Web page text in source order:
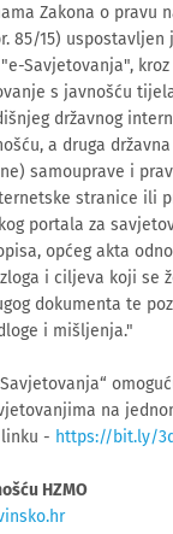
Zakona o pravu
85/15) uspostavljen
Savjetovanja",
s javnošću
državnog
a druga
samouprave i
stranice ili
portala za
općeg akta
i ciljeva koji se
dokumenta te
i mišljenja."
na
- https://bit.ly/
HZMO